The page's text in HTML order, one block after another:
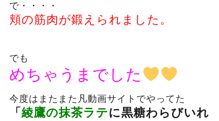
で・・・・
頬の筋肉が鍛えられました。
でも
めちゃうまでした
今度はまたまた凡動画サイトでやってた
「 綾鷹の抹茶ラテに黒糖わらびいれ